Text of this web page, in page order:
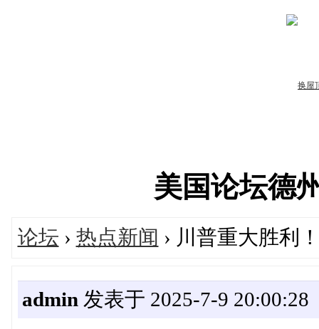
美国论坛德
论坛 › 热点新闻 › 川普重大胜利
admin 发表于 2025-7-9 20:00:28